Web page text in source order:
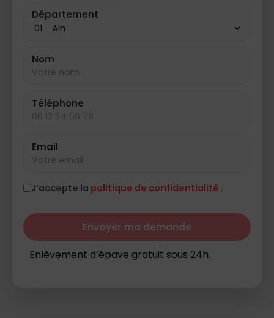
Département
Nom
Téléphone
Email
J’accepte la politique de confidentialité .
Envoyer ma demande
Enlèvement d’épave gratuit sous 24h.